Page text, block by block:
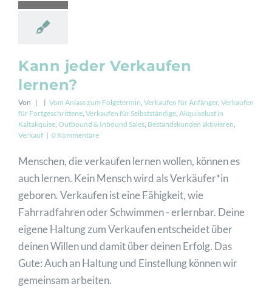
Kann jeder Verkaufen
lernen?
Von | | Vom Anlass zum Folgetermin, Verkaufen für Anfänger, Verkaufen
für Fortgeschrittene, Verkaufen für Selbstständige, Akquiselust in
Kaltakquise, Outbound & Inbound Sales, Bestandskunden aktivieren,
Verkauf | 0 Kommentare
Menschen, die verkaufen lernen wollen, können es
auch lernen. Kein Mensch wird als Verkäufer*in
geboren. Verkaufen ist eine Fähigkeit, wie
Fahrradfahren oder Schwimmen - erlernbar. Deine
eigene Haltung zum Verkaufen entscheidet über
deinen Willen und damit über deinen Erfolg. Das
Gute: Auch an Haltung und Einstellung können wir
gemeinsam arbeiten.